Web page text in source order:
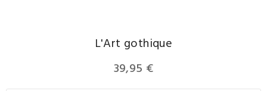
L'Art gothique
39,95 €